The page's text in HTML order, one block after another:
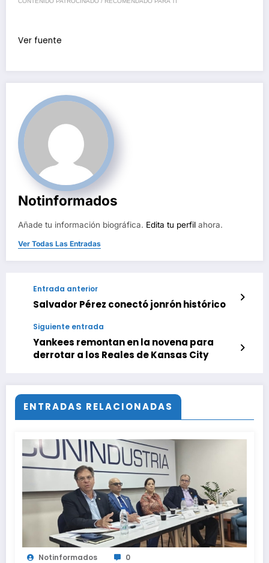
Ver fuente
Notinformados
Añade tu información biográfica. Edita tu perfil ahora.
Ver Todas Las Entradas
Entrada anterior
Salvador Pérez conectó jonrón histórico
Siguiente entrada
Yankees remontan en la novena para
derrotar a los Reales de Kansas City
ENTRADAS RELACIONADAS
Notinformados 0